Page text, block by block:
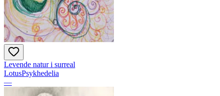
Levende natur i surreal
LotusPsykhedelia
—